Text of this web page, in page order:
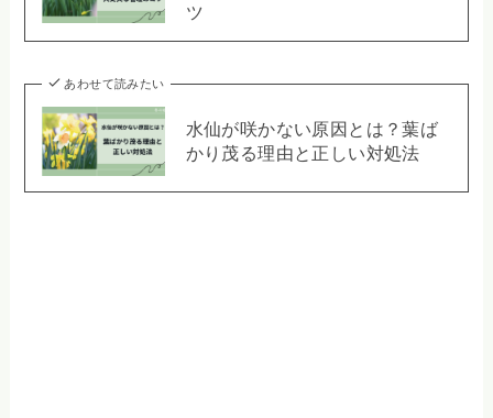
ツ
あわせて読みたい
水仙が咲かない原因とは？葉ば
かり茂る理由と正しい対処法